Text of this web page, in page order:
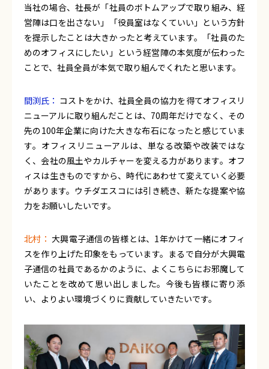
当社の場合、社長が「社員のボトムアップで取り組み、経
営陣は口を出さない」「役員室はなくていい」という方針
を提示したことは大きかったと考えています。「社員のた
めのオフィスにしたい」という経営陣の本気度が伝わった
ことで、社員全員が本気で取り組んでくれたと思います。
間渕氏： コストをかけ、社員全員の協力を得てオフィスリ
ニューアルに取り組んだことは、70周年だけでなく、その
先の100年企業に向けた大きな布石になったと感じていま
す。オフィスリニューアルは、単なる改築や改装ではな
く、会社の風土やカルチャーを変える力があります。オフ
ィスは生きものですから、時代にあわせて変えていく必要
があります。ウチダエスコには引き続き、新たな提案や協
力をお願いしたいです。
北村： 大興電子通信の皆様とは、1年かけて一緒にオフィ
スを作り上げた印象をもっています。まるで自分が大興電
子通信の社員であるかのように、よくこちらにお邪魔して
いたことを改めて思い出しました。今後も皆様に寄り添
い、よりよい環境づくりに貢献していきたいです。